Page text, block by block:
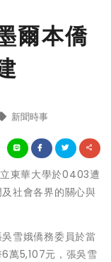
爾本僑
新聞時事
東華大學於0403遭
社會各界的關心與
雪娥僑務委員於當
萬5,107元，張吳雪